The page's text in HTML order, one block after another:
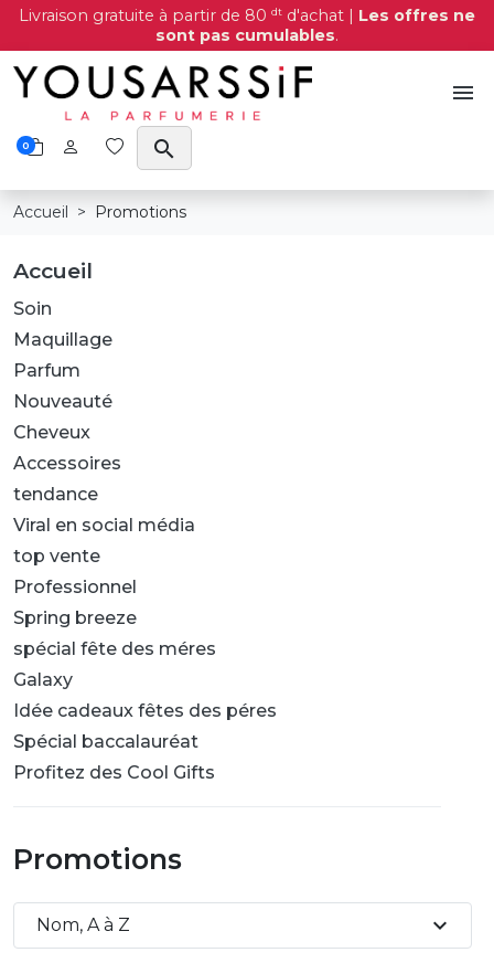
Livraison gratuite à partir de 80 dt d'achat | Les offres ne
sont pas cumulables.
menu
0 search
Accueil Promotions
Accueil
Soin
Maquillage
Parfum
Nouveauté
Cheveux
Accessoires
tendance
Viral en social média
top vente
Professionnel
Spring breeze
spécial fête des méres
Galaxy
Idée cadeaux fêtes des péres
Spécial baccalauréat
Profitez des Cool Gifts
Promotions
Nom, A à Z expand_more